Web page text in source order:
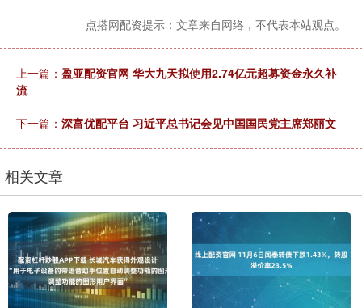
点搭网配资提示：文章来自网络，不代表本站观点。
上一篇： 盈亚配资官网 华大九天拟使用2.74亿元超募资金永久补
流
下一篇： 深富优配平台 习近平总书记会见中国国民党主席郑丽文
相关文章